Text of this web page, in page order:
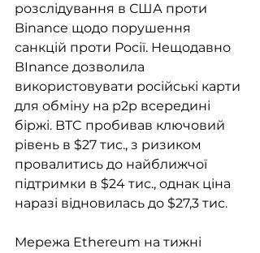
розслідування в США проти
Binance щодо порушення
санкцій проти Росії. Нещодавно
BInance дозволила
використовувати російські карти
для обміну на p2p всередині
біржі. BTC пробивав ключовий
рівень в $27 тис., з ризиком
провалитись до найближчої
підтримки в $24 тис., однак ціна
наразі відновилась до $27,3 тис.
Мережа Ethereum на тижні